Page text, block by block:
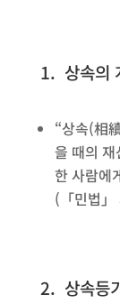
1. 상속의
“상속(相
을 때의
한 사람에
(「민법
2. 상속등